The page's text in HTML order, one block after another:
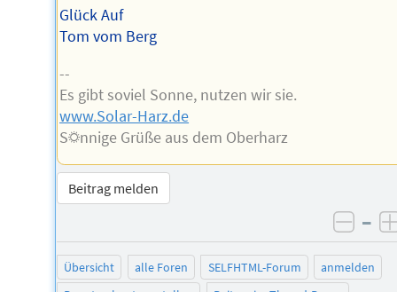
Glück Auf
Tom vom Berg
--
Es gibt soviel Sonne, nutzen wir sie.
www.Solar-Harz.de
S☼nnige Grüße aus dem Oberharz
Beitrag melden
–
Übersicht alle Foren SELFHTML-Forum
anmelden